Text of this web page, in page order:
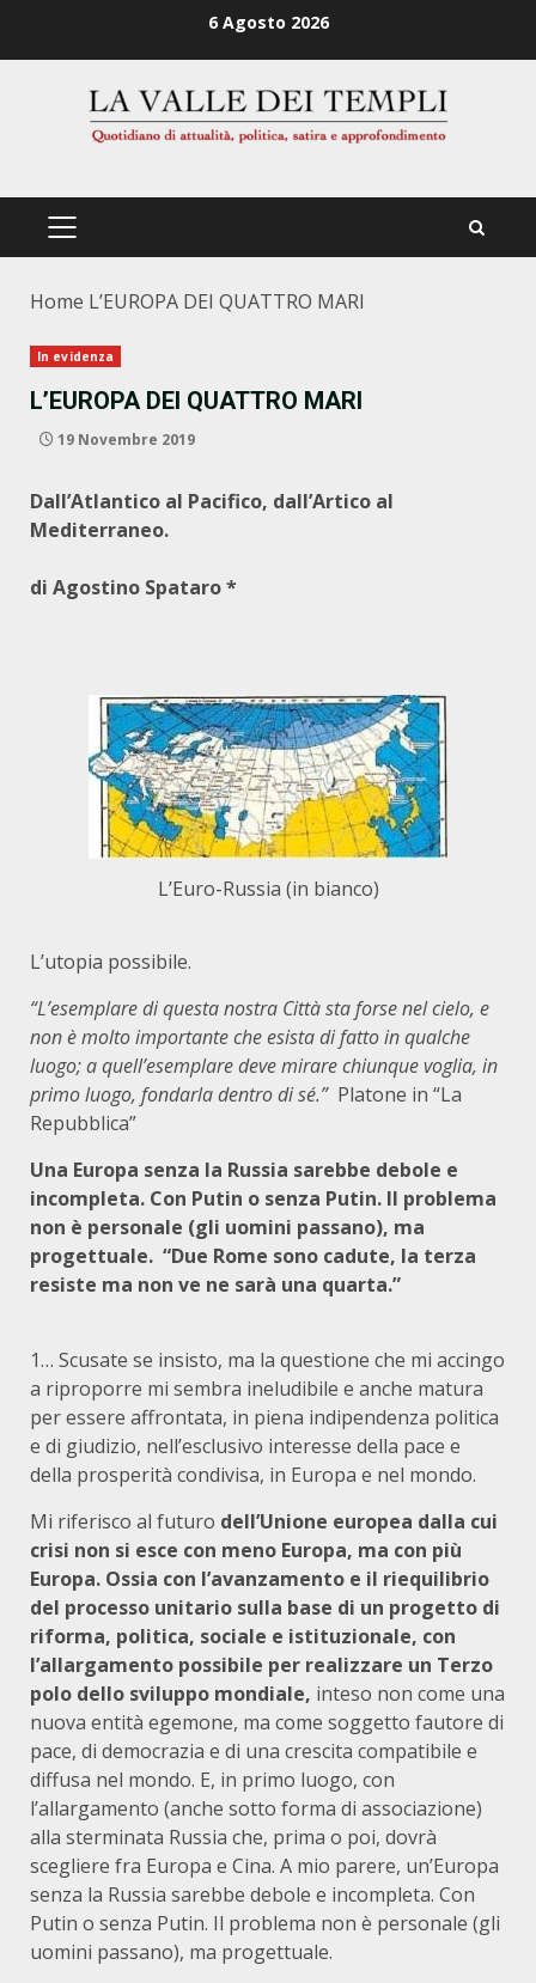
6 Agosto 2026
PRIMÄRES
Home L’EUROPA DEI QUATTRO MARI
In evidenza
L’EUROPA DEI QUATTRO MARI
19 Novembre 2019
Dall’Atlantico al Pacifico, dall’Artico al
Mediterraneo.
di Agostino Spataro *
L’Euro-Russia (in bianco)
L’utopia possibile.
“L’esemplare di questa nostra Città sta forse nel cielo, e
non è molto importante che esista di fatto in qualche
luogo; a quell’esemplare deve mirare chiunque voglia, in
primo luogo, fondarla dentro di sé.”Platone in “La
Repubblica”
Una Europa senza la Russia sarebbe debole e
incompleta. Con Putin o senza Putin. Il problema
non è personale (gli uomini passano), ma
progettuale. “Due Rome sono cadute, la terza
resiste ma non ve ne sarà una quarta.”
1… Scusate se insisto, ma la questione che mi accingo
a riproporre mi sembra ineludibile e anche matura
per essere affrontata, in piena indipendenza politica
e di giudizio, nell’esclusivo interesse della pace e
della prosperità condivisa, in Europa e nel mondo.
Mi riferisco al futuro dell’Unione europea dalla cui
crisi non si esce con meno Europa, ma con più
Europa. Ossia con l’avanzamento e il riequilibrio
del processo unitario sulla base di un progetto di
riforma, politica, sociale e istituzionale, con
l’allargamento possibile per realizzare un Terzo
polo dello sviluppo mondiale, inteso non come una
nuova entità egemone, ma come soggetto fautore di
pace, di democrazia e di una crescita compatibile e
diffusa nel mondo. E, in primo luogo, con
l’allargamento (anche sotto forma di associazione)
alla sterminata Russia che, prima o poi, dovrà
scegliere fra Europa e Cina. A mio parere, un’Europa
senza la Russia sarebbe debole e incompleta. Con
Putin o senza Putin. Il problema non è personale (gli
uomini passano), ma progettuale.